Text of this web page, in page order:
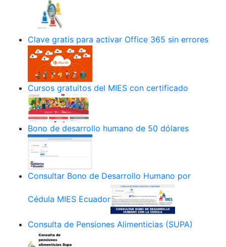
Clave gratis para activar Office 365 sin errores
Cursos gratuitos del MIES con certificado
Bono de desarrollo humano de 50 dólares
Consultar Bono de Desarrollo Humano por
Cédula MIES Ecuador
Consulta de Pensiones Alimenticias (SUPA)